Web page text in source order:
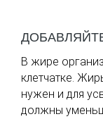
В жире
клетчатке.
нужен и для
должны